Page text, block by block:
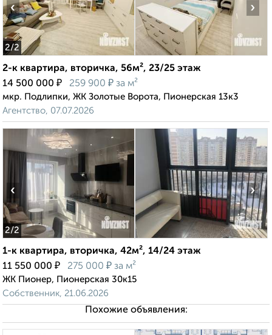
2/2
‹ ›
2-к квартира, вторичка, 56м², 23/25 этаж
14 500 000 ₽ 259 900 ₽ за м²
мкр. Подлипки, ЖК Золотые Ворота, Пионерская 13к3
Агентство, 07.07.2026
2/2
‹ ›
1-к квартира, вторичка, 42м², 14/24 этаж
11 550 000 ₽ 275 000 ₽ за м²
ЖК Пионер, Пионерская 30к15
Собственник, 21.06.2026
Похожие объявления: